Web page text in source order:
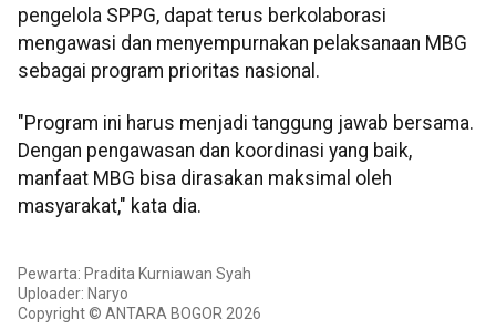
pengelola SPPG, dapat terus berkolaborasi
mengawasi dan menyempurnakan pelaksanaan MBG
sebagai program prioritas nasional.
"Program ini harus menjadi tanggung jawab bersama.
Dengan pengawasan dan koordinasi yang baik,
manfaat MBG bisa dirasakan maksimal oleh
masyarakat," kata dia.
Pewarta: Pradita Kurniawan Syah
Uploader: Naryo
Copyright © ANTARA BOGOR 2026